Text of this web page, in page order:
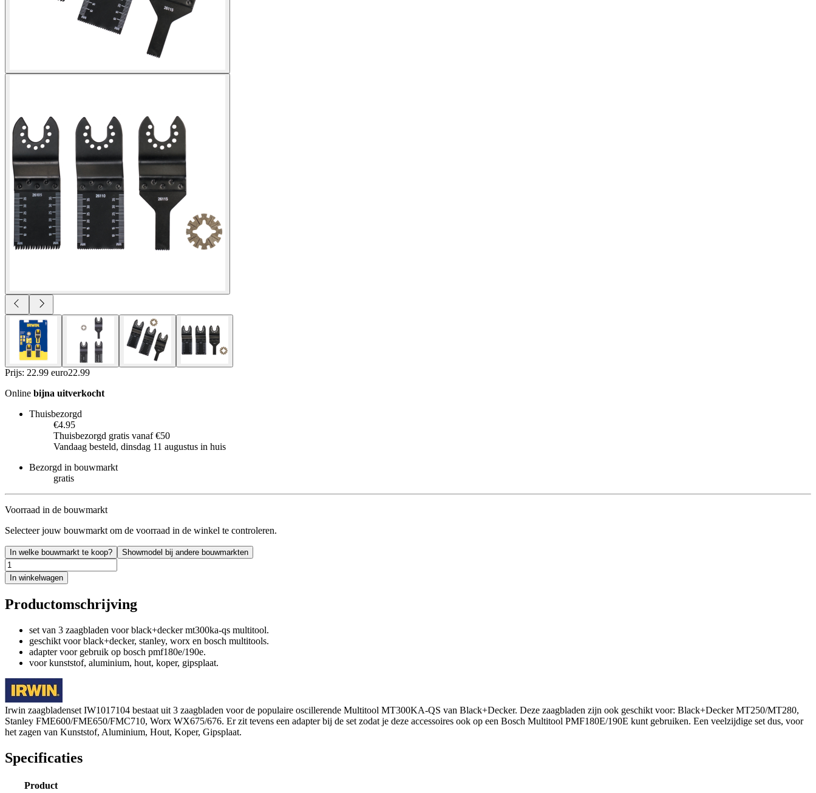
Prijs: 22.99 euro22.99
Online bijna uitverkocht
Thuisbezorgd
€4.95
Thuisbezorgd gratis vanaf €50
Vandaag besteld, dinsdag 11 augustus in huis
Bezorgd in bouwmarkt
gratis
Voorraad in de bouwmarkt
Selecteer jouw bouwmarkt om de voorraad in de winkel te controleren.
In welke bouwmarkt te koop? Showmodel bij andere bouwmarkten
In winkelwagen
Productomschrijving
set van 3 zaagbladen voor black+decker mt300ka-qs multitool.
geschikt voor black+decker, stanley, worx en bosch multitools.
adapter voor gebruik op bosch pmf180e/190e.
voor kunststof, aluminium, hout, koper, gipsplaat.
Irwin zaagbladenset IW1017104 bestaat uit 3 zaagbladen voor de populaire oscillerende Multitool MT300KA-QS van Black+Decker. Deze zaagbladen zijn ook geschikt voor: Black+Decker MT250/MT280,
Stanley FME600/FME650/FMC710, Worx WX675/676. Er zit tevens een adapter bij de set zodat je deze accessoires ook op een Bosch Multitool PMF180E/190E kunt gebruiken. Een veelzijdige set dus, voor
het zagen van Kunststof, Aluminium, Hout, Koper, Gipsplaat.
Specificaties
Product